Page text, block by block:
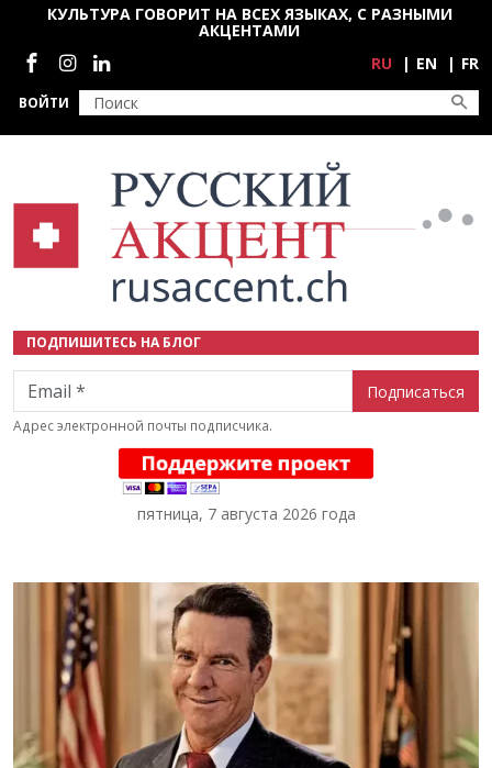
Перейти к основному содержанию
ВОЙТИ
КУЛЬТУРА ГОВОРИТ НА ВСЕХ ЯЗЫКАХ, С РАЗНЫМИ
АКЦЕНТАМИ
Социальные сети
RU EN FR
ПОДПИШИТЕСЬ НА БЛОГ
Email
Адрес электронной почты подписчика.
пятница, 7 августа 2026 года